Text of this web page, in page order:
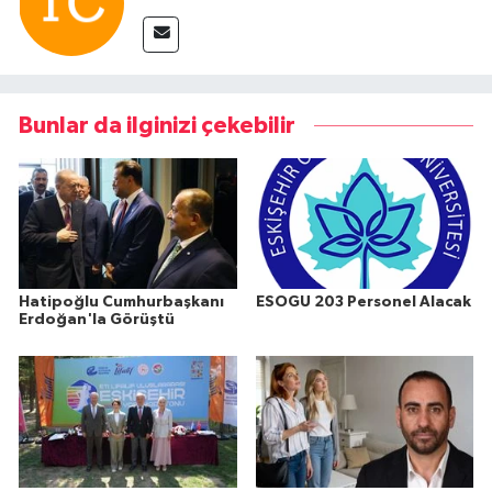
Bunlar da ilginizi çekebilir
Hatipoğlu Cumhurbaşkanı
Erdoğan'la Görüştü
ESOGU 203 Personel Alacak